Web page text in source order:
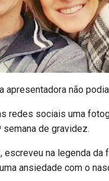
apresentadora não
redes sociais uma
semana de gravidez.
escreveu na legenda da
ansiedade com o